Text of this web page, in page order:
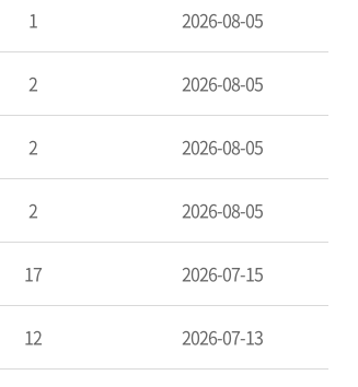
1 2026-08-05
2 2026-08-05
2 2026-08-05
2 2026-08-05
17 2026-07-15
12 2026-07-13